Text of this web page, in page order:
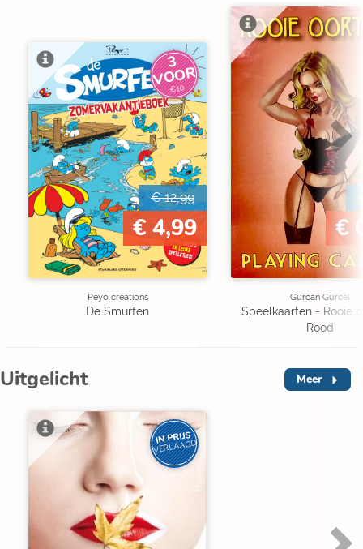
3
V
O
O
R
€10
€ 12,99
€ 4,99
Peyo creations
De Smurfen
€
Gurcan Gurcel
Speelkaarten - Rooie
Rood
Uitgelicht Meer
IN PRIJS
VERLAAGD